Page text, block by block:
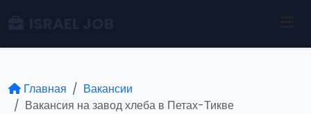
Главная
Вакансии
Вакансия на завод хлеба в Петах-Тикве